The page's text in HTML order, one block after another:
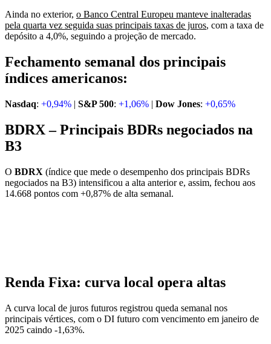
Ainda no exterior, o Banco Central Europeu manteve inalteradas
pela quarta vez seguida suas principais taxas de juros, com a taxa de
depósito a 4,0%, seguindo a projeção de mercado.
Fechamento semanal dos principais
índices americanos:
Nasdaq: +0,94% | S&P 500: +1,06% | Dow Jones: +0,65%
BDRX – Principais BDRs negociados na
B3
O BDRX (índice que mede o desempenho dos principais BDRs
negociados na B3) intensificou a alta anterior e, assim, fechou aos
14.668 pontos com +0,87% de alta semanal.
Renda Fixa: curva local opera altas
A curva local de juros futuros registrou queda semanal nos
principais vértices, com o DI futuro com vencimento em janeiro de
2025 caindo -1,63%.